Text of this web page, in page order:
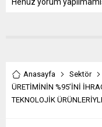
Anasayfa
Sektör
ÜRETİMİNİN %95’İNİ
TEKNOLOJİK